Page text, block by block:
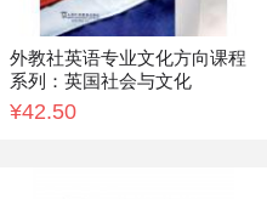
外教社英语专业文化方向课程
系列：英国社会与文化
¥42.50